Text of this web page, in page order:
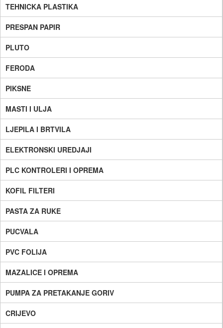
TEHNICKA PLASTIKA
PRESPAN PAPIR
PLUTO
FERODA
PIKSNE
MASTI I ULJA
LJEPILA I BRTVILA
ELEKTRONSKI UREDJAJI
PLC KONTROLERI I OPREMA
KOFIL FILTERI
PASTA ZA RUKE
PUCVALA
PVC FOLIJA
MAZALICE I OPREMA
PUMPA ZA PRETAKANJE GORIV
CRIJEVO